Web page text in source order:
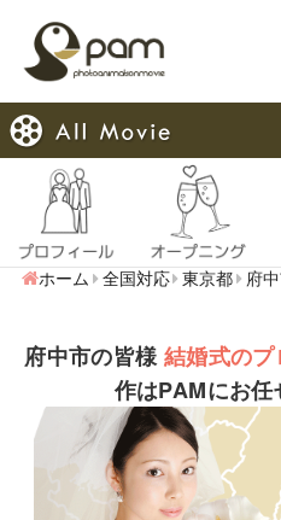
ホーム 全国対応 東京都 府
府中市の皆様結婚式の
作はPAMにお任